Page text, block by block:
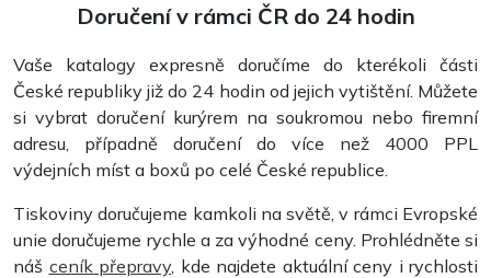
Poznámkové bloky
Doručení v rámci ČR do 24 hodin
Vaše katalogy expresně doručíme do kterékoli části
České republiky již do 24 hodin od jejich vytištění. Můžete
si vybrat doručení kurýrem na soukromou nebo firemní
adresu, případně doručení do více než 4000 PPL
výdejních míst a boxů po celé České republice.
Tiskoviny doručujeme kamkoli na světě, v rámci Evropské
unie doručujeme rychle a za výhodné ceny. Prohlédněte si
náš ceník přepravy , kde najdete aktuální ceny i rychlosti